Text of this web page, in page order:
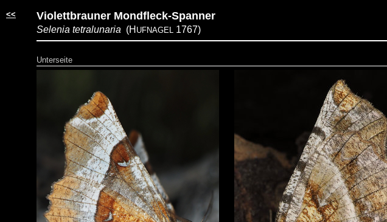
<< Violettbrauner Mondfleck-Spanner
Selenia tetralunaria (H UFNAGEL 1767)
Unterseite